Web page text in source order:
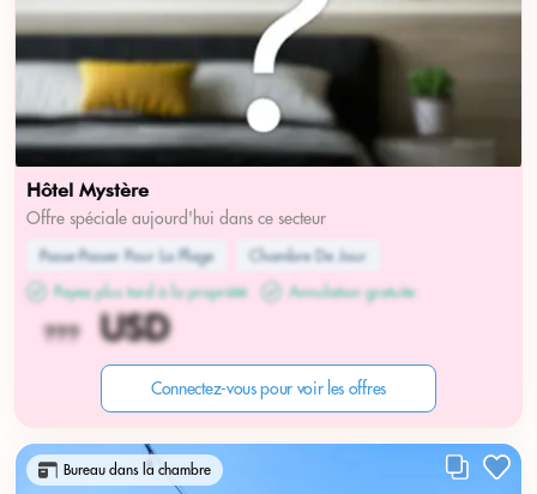
Hôtel Mystère
Offre spéciale aujourd'hui dans ce secteur
Passe-Passer Pour La Plage
Chambre De Jour
Payez plus tard à la propriété
Annulation gratuite
Connectez-vous pour voir les offres
Bureau dans la chambre